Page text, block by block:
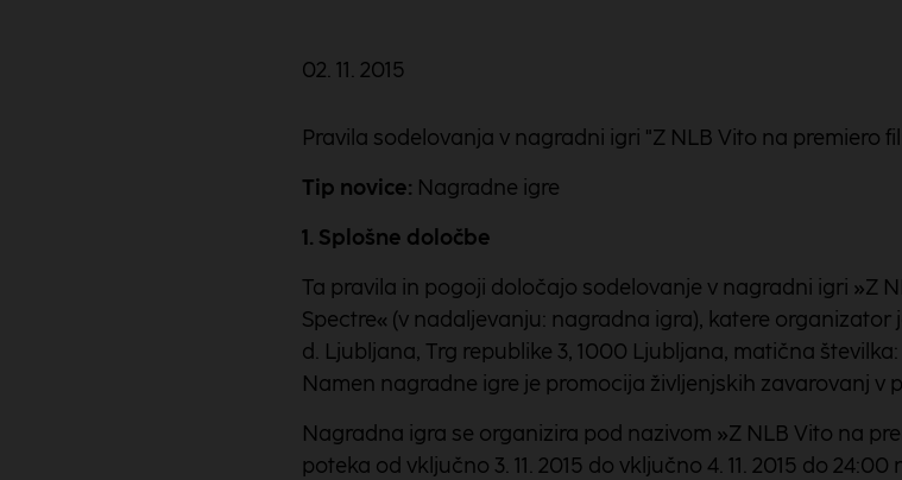
02. 11. 2015
Pravila sodelovanja v nagradni igri "Z NLB Vito na premiero
Tip novice: Nagradne igre
1. Splošne določbe
Ta pravila in pogoji določajo sodelovanje v nagradni igri »Z
Spectre« (v nadaljevanju: nagradna igra), katere organizator
d. Ljubljana, Trg republike 3, 1000 Ljubljana, matična
Namen nagradne igre je promocija življenjskih zavarovanj v
Nagradna igra se organizira pod nazivom »Z NLB Vito na
poteka od vključno 3. 11. 2015 do vključno 4. 11. 2015 do